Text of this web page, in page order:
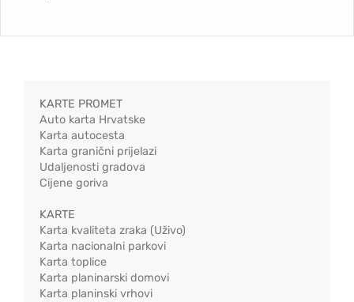
KARTE PROMET
Auto karta Hrvatske
Karta autocesta
Karta granični prijelazi
Udaljenosti gradova
Cijene goriva
KARTE
Karta kvaliteta zraka (Uživo)
Karta nacionalni parkovi
Karta toplice
Karta planinarski domovi
Karta planinski vrhovi